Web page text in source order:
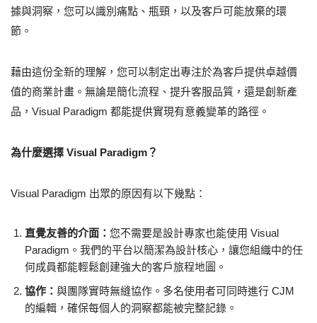
據與洞察，您可以識別痛點、瓶頸，以及客戶可能放棄的環
節。
藉由這份全新的理解，您可以制定出專注於為客戶提供卓越價
值的商業計畫。無論是簡化流程、提升客服品質，還是創新產
品，Visual Paradigm 都能提供實現有意義變革的路徑。
為什麼選擇 Visual Paradigm？
Visual Paradigm 出眾的原因有以下幾點：
直覺友善的介面： 您不需要是設計專家也能使用 Visual
Paradigm。我們的平台以簡潔為設計核心，讓您組織中的任
何成員都能輕鬆創建強大的客戶旅程地圖。
協作： 與團隊實時無縫協作。多名使用者可同時進行 CJM
的編輯，確保每個人的洞察都能被完整記錄。